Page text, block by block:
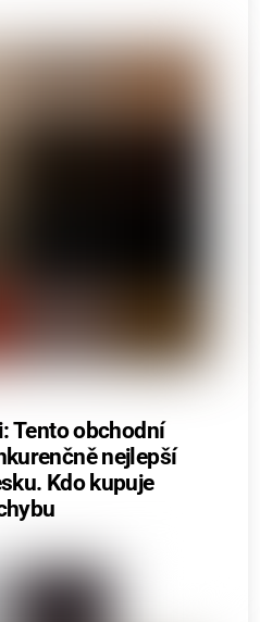
Tento obchodní
nejlepší
Kdo kupuje